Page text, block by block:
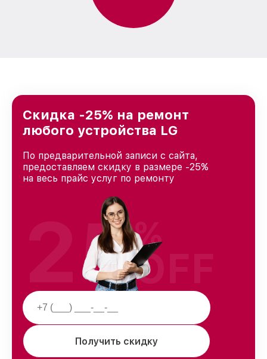
Скидка -25% на ремонт
любого устройства LG
По предварительной записи с сайта,
предоставляем скидку в размере -25%
на весь прайс услуг по ремонту
Получить скидку
25%
OFF